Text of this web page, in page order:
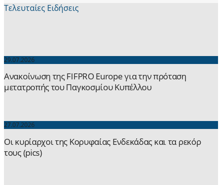
Τελευταίες Ειδήσεις
29.07.2026
Ανακοίνωση της FIFPRO Europe για την πρόταση
μετατροπής του Παγκοσμίου Κυπέλλου
27.07.2026
Οι κυρίαρχοι της Κορυφαίας Ενδεκάδας και τα ρεκόρ
τους (pics)